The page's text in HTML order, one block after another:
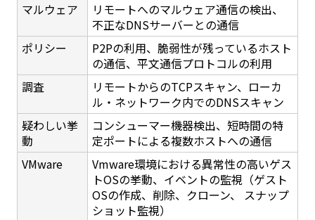
マルウェア
リモートへのマルウェア通信の検出、
不正なDNSサーバーとの通信
ポリシー
P2Pの利用、脆弱性が残っているホスト
の通信、平文通信プロトコルの利用
調査
リモートからのTCPスキャン、ローカ
ル・ネットワーク内でのDNSスキャン
疑わしい挙
動
コンシューマー機器検出、短時間の特
定ポートによる複数ホストへの通信
VMware
Vmware環境における異常性の高いゲス
トOSの挙動、イベントの監視（ゲスト
OSの作成、削除、クローン、 スナップ
ショット監視）